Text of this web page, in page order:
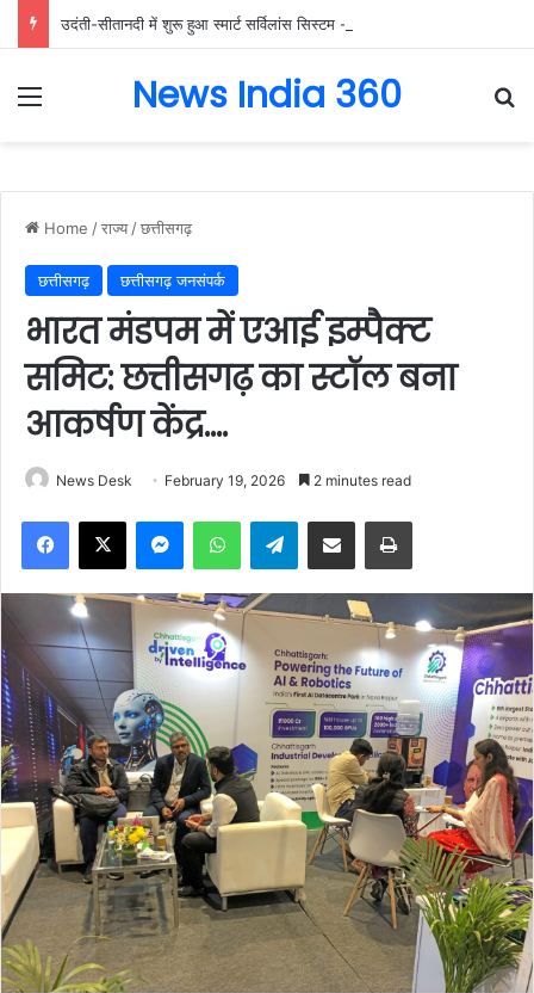
Menu News India 360
Home /राज्य /छत्तीसगढ़
छत्तीसगढ़ छत्तीसगढ़ जनसंपर्क
भारत मंडपम में एआई इम्पैक्ट
समिट: छत्तीसगढ़ का स्टॉल बना
आकर्षण केंद्र….
News Desk February 19, 2026 2 minutes read
Facebook
X MessengerWhatsAppTelegramShare via Email Print